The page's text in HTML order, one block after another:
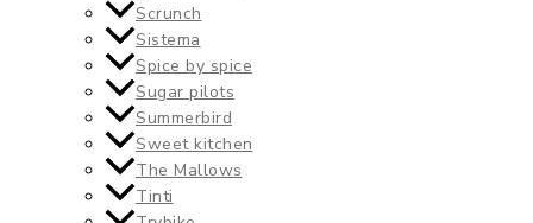
Scrunch
Sistema
Spice by spice
Sugar pilots
Summerbird
Sweet kitchen
The Mallows
Tinti